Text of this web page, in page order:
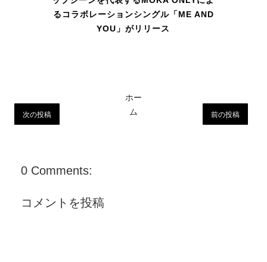
るコラボレーションシングル「ME AND
YOU」がリリース
次の投稿 前の投稿
ホー
ム
0 Comments:
コメントを投稿